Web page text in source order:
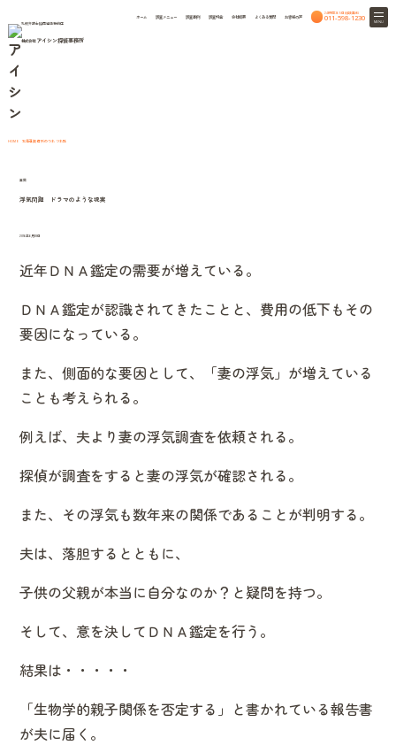
札幌弁護士協同組合特約店
株式会社 アイシン探偵事務所
ホーム 調査メニュー 調査事例 調査料金 会社概要 よくある質問 お客様の声
24時間365日相談無料
011-598-1230 MENU
北海道興信所のつれづれ話
HOME 北海道興信所のつれづれ話
室蘭
浮気問題 ドラマのような現実
2016年6月18日
近年ＤＮＡ鑑定の需要が増えている。
ＤＮＡ鑑定が認識されてきたことと、費用の低下もその
要因になっている。
また、側面的な要因として、「妻の浮気」が増えている
ことも考えられる。
例えば、夫より妻の浮気調査を依頼される。
探偵が調査をすると妻の浮気が確認される。
また、その浮気も数年来の関係であることが判明する。
夫は、落胆するとともに、
子供の父親が本当に自分なのか？と疑問を持つ。
そして、意を決してＤＮＡ鑑定を行う。
結果は・・・・・
「生物学的親子関係を否定する」と書かれている報告書
が夫に届く。